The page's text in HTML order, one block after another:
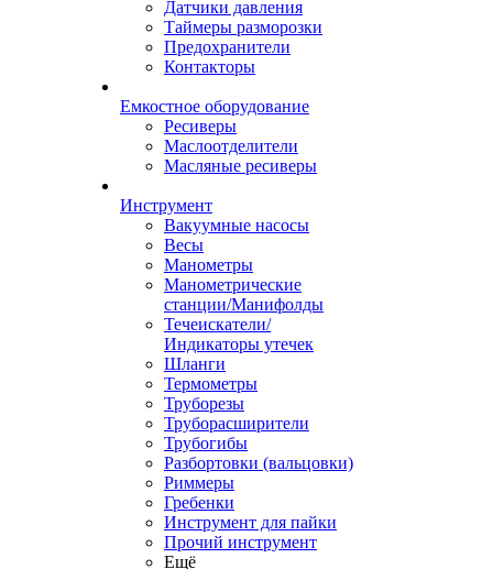
Датчики давления
Таймеры разморозки
Предохранители
Контакторы
Емкостное оборудование
Ресиверы
Маслоотделители
Масляные ресиверы
Инструмент
Вакуумные насосы
Весы
Манометры
Манометрические
станции/Манифолды
Течеискатели/
Индикаторы утечек
Шланги
Термометры
Труборезы
Труборасширители
Трубогибы
Разбортовки (вальцовки)
Риммеры
Гребенки
Инструмент для пайки
Прочий инструмент
Ещё